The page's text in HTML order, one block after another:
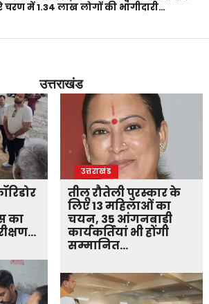
चरण में 1.34 लाख लोगों की भागीदारी…
उत्तराखंड
का
उत्तराखंड
तीलू रौतेली पुरस्कार के
लिए 13 महिलाओं का
चयन, 35 आंगनबाड़ी
कार्यकर्तियां भी होंगी
सम्मानित…